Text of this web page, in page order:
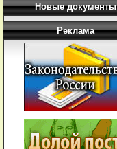
Новые документы
Реклама